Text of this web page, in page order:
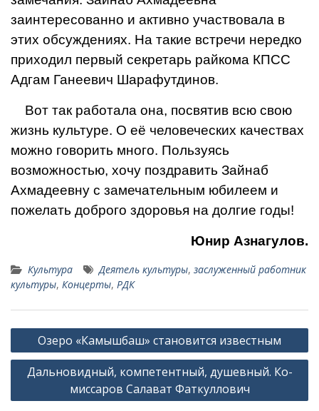
заинтересованно и активно участво­вала в
этих обсуждениях. На такие встре­чи нередко
приходил первый секретарь райкома КПСС
Адгам Ганеевич Шарафут­динов.
Вот так работала она, посвятив всю свою
жизнь культуре. О её человеческих качествах
можно говорить много. Пользу­ясь
возможностью, хочу поздравить Зай­наб
Ахмадеевну с замечательным юбиле­ем и
пожелать доброго здоровья на дол­гие годы!
Юнир Азнагулов.
Культура Деятель культуры, заслуженный работник
культуры, Концерты, РДК
Навигация
по
записям
Озеро «Камышбаш» становится известным
Дальновидный, компетентный, душевный. Ко­
миссаров Салават Фаткуллович